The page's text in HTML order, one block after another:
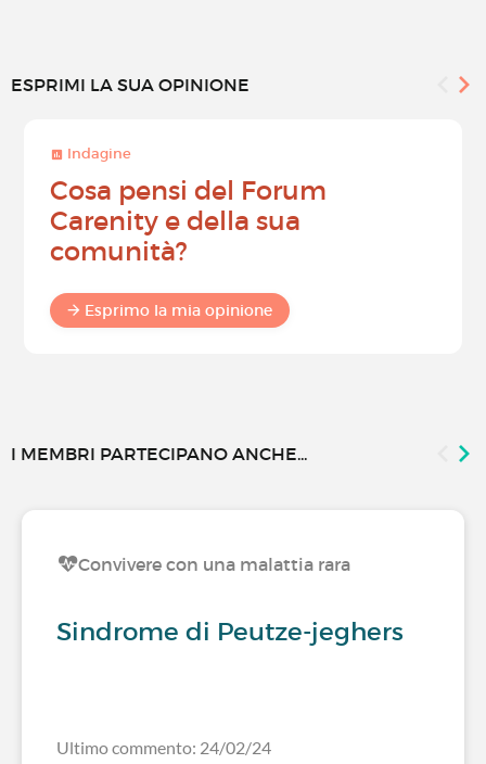
ESPRIMI LA SUA OPINIONE
Indagine
Cosa pensi del Forum
Carenity e della sua
comunità?
Esprimo la mia opinione
I MEMBRI PARTECIPANO ANCHE...
Convivere con una malattia rara
Sindrome di Peutze-jeghers
Ultimo commento: 24/02/24